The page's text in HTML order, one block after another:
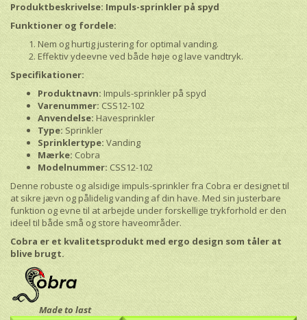
Produktbeskrivelse: Impuls-sprinkler på spyd
Funktioner og fordele:
Nem og hurtig justering for optimal vanding.
Effektiv ydeevne ved både høje og lave vandtryk.
Specifikationer:
Produktnavn: Impuls-sprinkler på spyd
Varenummer: CSS12-102
Anvendelse:Havesprinkler
Type: Sprinkler
Sprinklertype: Vanding
Mærke: Cobra
Modelnummer: CSS12-102
Denne robuste og alsidige impuls-sprinkler fra Cobra er designet til
at sikre jævn og pålidelig vanding af din have. Med sin justerbare
funktion og evne til at arbejde under forskellige trykforhold er den
ideel til både små og store haveområder.
Cobra er et kvalitetsprodukt med ergo design som tåler at
blive brugt.
Made to last